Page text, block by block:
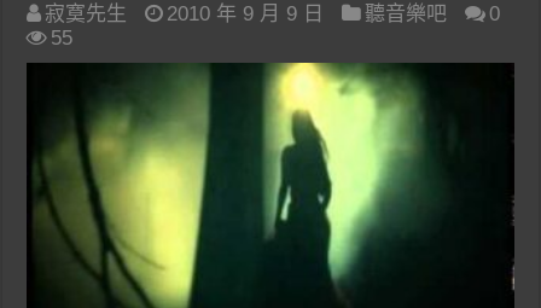
寂寞先生 2010 年 9 月 9 日 聽音樂吧
0
55